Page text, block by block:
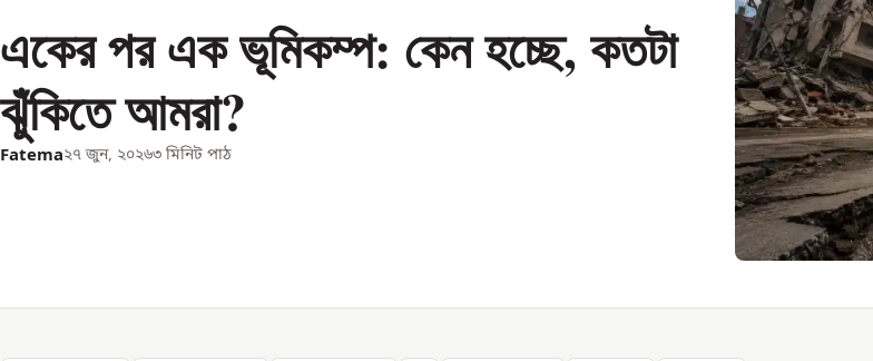
একের পর এক ভূমিকম্প: কেন হচ্ছে, কতটা
ঝুঁকিতে আমরা?
Fatema২৭ জুন, ২০২৬৩ মিনিট পাঠ